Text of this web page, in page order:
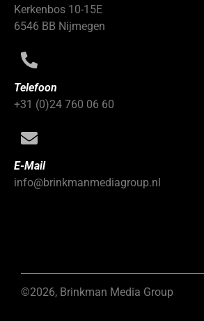
Kerkenbos 10-15E
6546 BB Nijmegen
Telefoon
+31 (0)24 760 06 60
E-Mail
info@brinkmanmediagroup.nl
©2026, Brinkman Media Group